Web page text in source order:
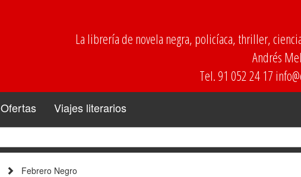
La librería de novela negra, policíaca, thriller,
Andrés
Tel. 91 052 24 17
Ofertas Viajes literarios
Febrero Negro